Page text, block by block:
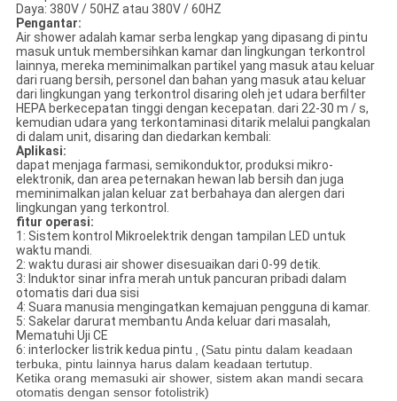
Daya: 380V / 50HZ atau 380V / 60HZ
Pengantar:
Air shower adalah kamar serba lengkap yang dipasang di pintu
masuk untuk membersihkan kamar dan lingkungan terkontrol
lainnya, mereka meminimalkan partikel yang masuk atau keluar
dari ruang bersih, personel dan bahan yang masuk atau keluar
dari lingkungan yang terkontrol disaring oleh jet udara berfilter
HEPA berkecepatan tinggi dengan kecepatan. dari 22-30 m / s,
kemudian udara yang terkontaminasi ditarik melalui pangkalan
di dalam unit, disaring dan diedarkan kembali:
Aplikasi:
dapat menjaga farmasi, semikonduktor, produksi mikro-
elektronik, dan area peternakan hewan lab bersih dan juga
meminimalkan jalan keluar zat berbahaya dan alergen dari
lingkungan yang terkontrol.
fitur operasi:
1: Sistem kontrol Mikroelektrik dengan tampilan LED untuk
waktu mandi.
2: waktu durasi air shower disesuaikan dari 0-99 detik.
3: Induktor sinar infra merah untuk pancuran pribadi dalam
otomatis dari dua sisi
4: Suara manusia mengingatkan kemajuan pengguna di kamar.
5: Sakelar darurat membantu Anda keluar dari masalah,
Mematuhi Uji CE
6: interlocker listrik kedua pintu , (Satu pintu dalam keadaan
terbuka, pintu lainnya harus dalam keadaan tertutup.
Ketika orang memasuki air shower, sistem akan mandi secara
otomatis dengan sensor fotolistrik)